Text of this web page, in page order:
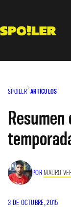
contenido
SPOILER ARTÍCULOS
POR MAURO
3 DE OCTUBRE, 2015